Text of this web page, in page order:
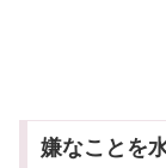
嫌なことを